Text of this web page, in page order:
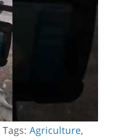
Tags: Agriculture,